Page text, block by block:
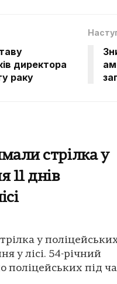
директора
раку
стрілка у
11 днів
у
у лісі. 54-річний
поліцейських під